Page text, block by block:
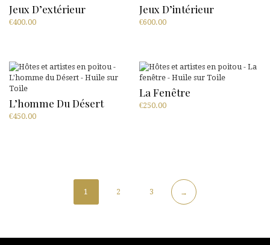
Jeux D’extérieur
€400.00
Jeux D’intérieur
€600.00
L’homme Du Désert
€450.00
La Fenêtre
€250.00
1 2 3 →